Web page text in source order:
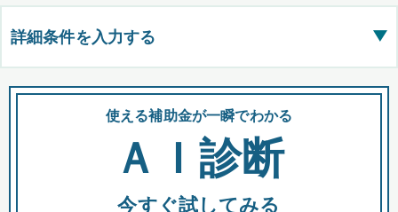
詳細条件を入力する ▶
都道府県
全国の検索結果を含めて表示
使える補助金が一瞬でわかる
ＡＩ診断
今すぐ試してみる